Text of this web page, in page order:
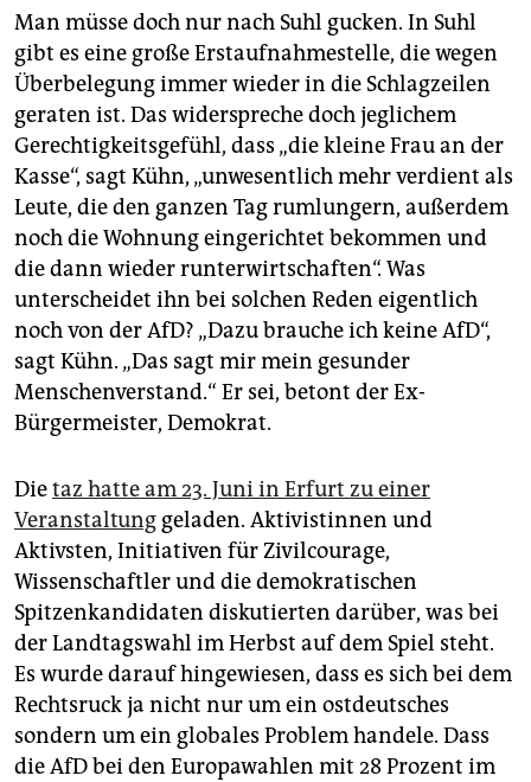
Man müsse doch nur nach Suhl gucken. In Suhl
gibt es eine große Erstaufnahmestelle, die wegen
Überbelegung immer wieder in die Schlagzeilen
geraten ist. Das widerspreche doch jeglichem
Gerechtigkeitsgefühl, dass „die kleine Frau an der
Kasse“, sagt Kühn, „unwesentlich mehr verdient als
Leute, die den ganzen Tag rumlungern, außerdem
noch die Wohnung eingerichtet bekommen und
die dann wieder runterwirtschaften“. Was
unterscheidet ihn bei solchen Reden eigentlich
noch von der AfD? „Dazu brauche ich keine AfD“,
sagt Kühn. „Das sagt mir mein gesunder
Menschenverstand.“ Er sei, betont der Ex-
Bürgermeister, Demokrat.
Dietaz hatte am 23. Juni in Erfurt zu einer
Veranstaltung geladen. Aktivistinnen und
Aktivsten, Initiativen für Zivilcourage,
Wissenschaftler und die demokratischen
Spitzenkandidaten diskutierten darüber, was bei
der Landtagswahl im Herbst auf dem Spiel steht.
Es wurde darauf hingewiesen, dass es sich bei dem
Rechtsruck ja nicht nur um ein ostdeutsches
sondern um ein globales Problem handele. Dass
die AfD bei den Europawahlen mit 28 Prozent im